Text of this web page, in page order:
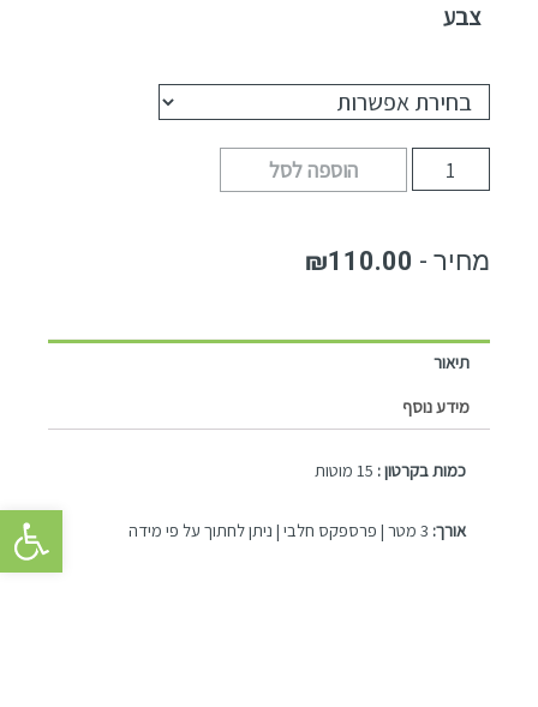
פתח
צבע
הוספה לסל
₪110.00
תיאור
מידע נוסף
כמות בקרטון :
אורך: